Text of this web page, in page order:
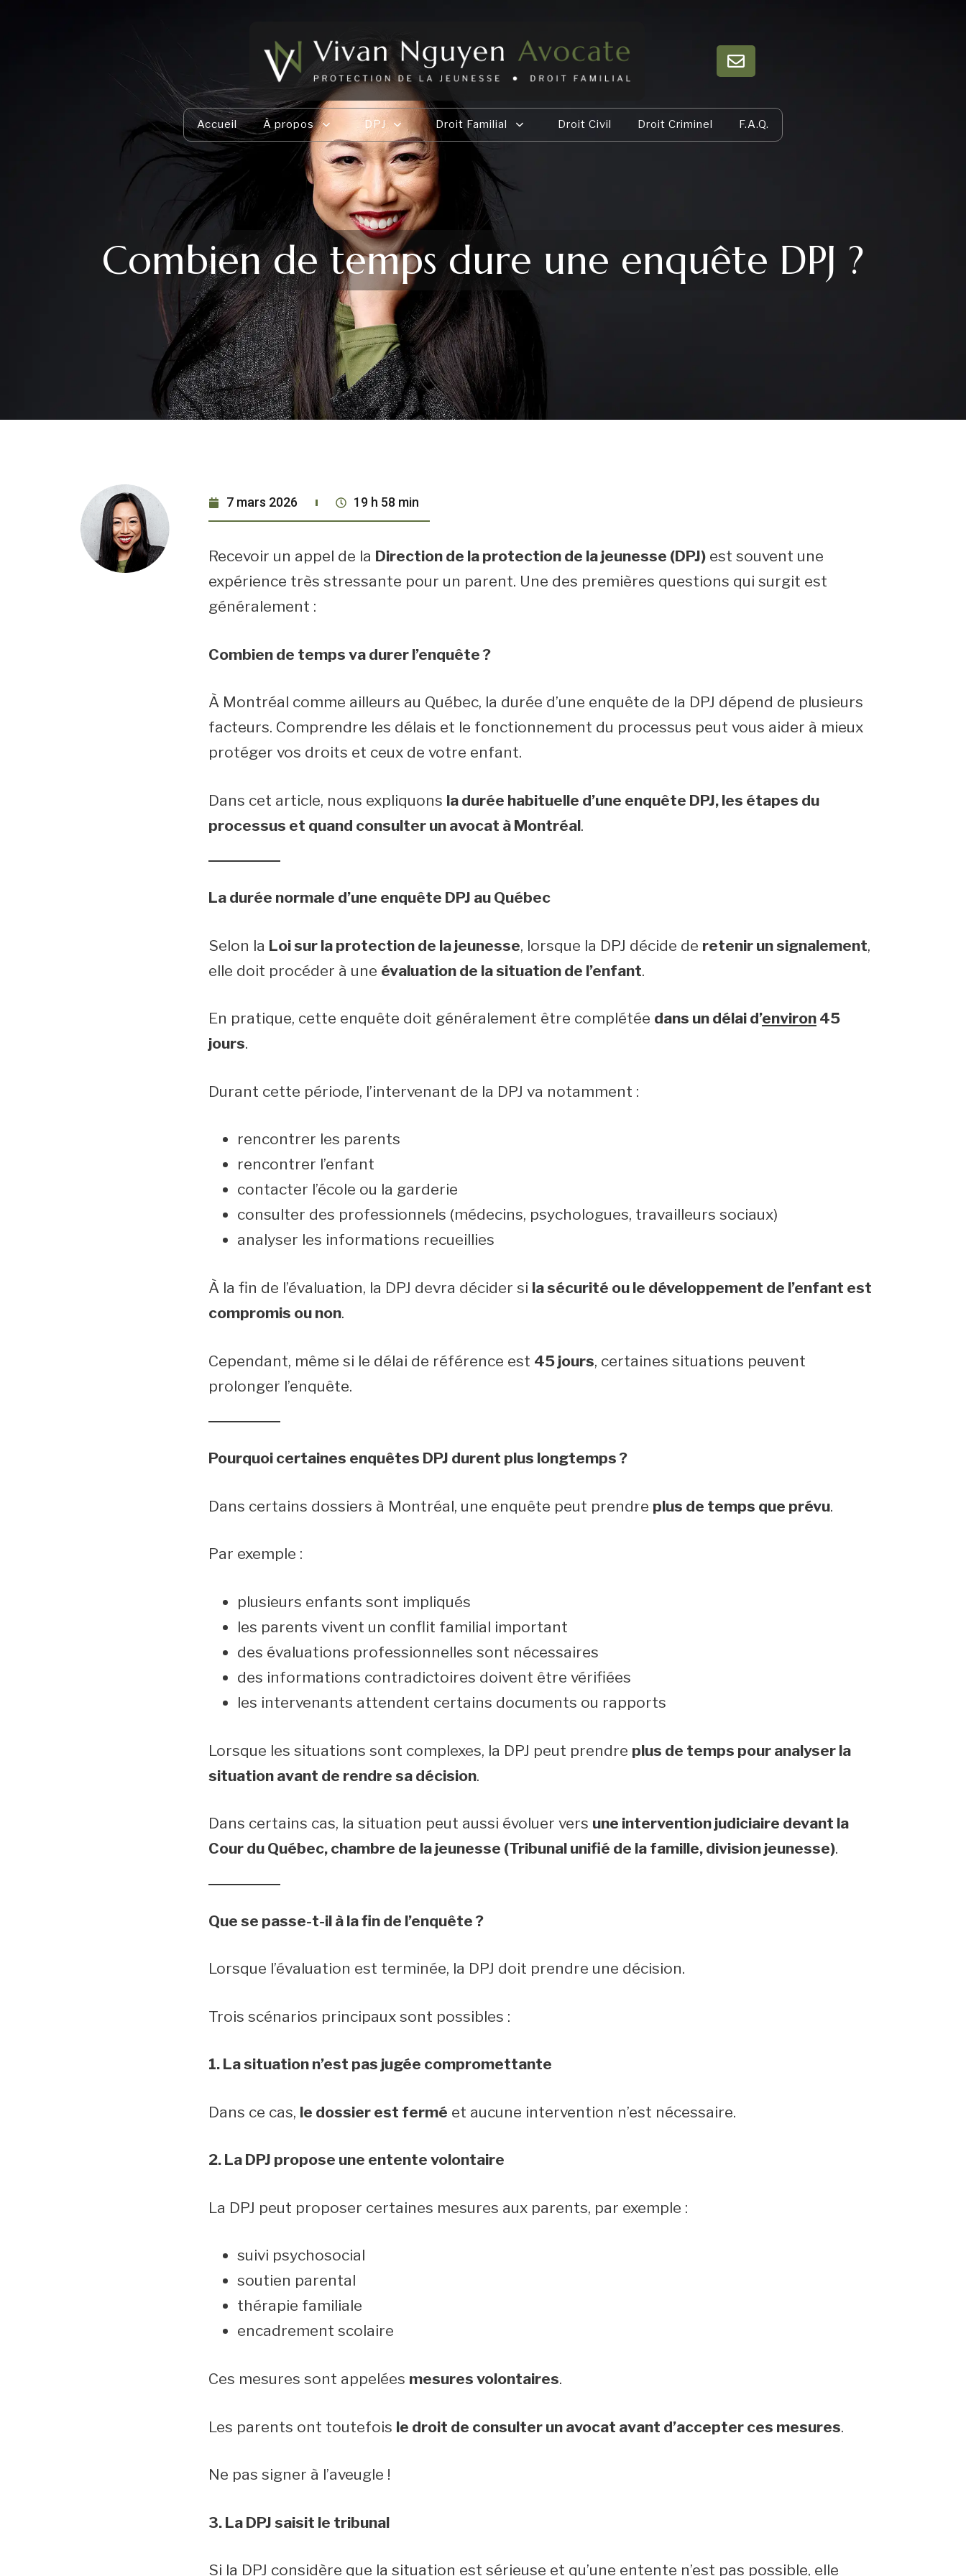
Accueil À propos DPJ Droit Familial Droit Civil Droit Criminel F.A.Q.
Combien de temps dure une enquête DPJ ?
7 mars 2026 19 h 58 min
Recevoir un appel de la Direction de la protection de la jeunesse (DPJ)est souvent une
expérience très stressante pour un parent. Une des premières questions qui surgit est
généralement :
Combien de temps va durer l’enquête ?
À Montréal comme ailleurs au Québec, la durée d’une enquête de la DPJ dépend de plusieurs
facteurs. Comprendre les délais et le fonctionnement du processus peut vous aider à mieux
protéger vos droits et ceux de votre enfant.
Dans cet article, nous expliquons la durée habituelle d’une enquête DPJ, les étapes du
processus et quand consulter un avocat à Montréal.
La durée normale d’une enquête DPJ au Québec
Selon la Loi sur la protection de la jeunesse, lorsque la DPJ décide de retenir un signalement,
elle doit procéder à une évaluation de la situation de l’enfant.
En pratique, cette enquête doit généralement être complétée dans un délai d’environ45
jours.
Durant cette période, l’intervenant de la DPJ va notamment :
rencontrer les parents
rencontrer l’enfant
contacter l’école ou la garderie
consulter des professionnels (médecins, psychologues, travailleurs sociaux)
analyser les informations recueillies
À la fin de l’évaluation, la DPJ devra décider si la sécurité ou le développement de l’enfant est
compromis ou non.
Cependant, même si le délai de référence est 45 jours, certaines situations peuvent
prolonger l’enquête.
Pourquoi certaines enquêtes DPJ durent plus longtemps ?
Dans certains dossiers à Montréal, une enquête peut prendre plus de temps que prévu.
Par exemple :
plusieurs enfants sont impliqués
les parents vivent un conflit familial important
des évaluations professionnelles sont nécessaires
des informations contradictoires doivent être vérifiées
les intervenants attendent certains documents ou rapports
Lorsque les situations sont complexes, la DPJ peut prendre plus de temps pour analyser la
situation avant de rendre sa décision.
Dans certains cas, la situation peut aussi évoluer vers une intervention judiciaire devant la
Cour du Québec, chambre de la jeunesse (Tribunal unifié de la famille, division jeunesse).
Que se passe-t-il à la fin de l’enquête ?
Lorsque l’évaluation est terminée, la DPJ doit prendre une décision.
Trois scénarios principaux sont possibles :
1. La situation n’est pas jugée compromettante
Dans ce cas, le dossier est fermé et aucune intervention n’est nécessaire.
2. La DPJ propose une entente volontaire
La DPJ peut proposer certaines mesures aux parents, par exemple :
suivi psychosocial
soutien parental
thérapie familiale
encadrement scolaire
Ces mesures sont appelées mesures volontaires.
Les parents ont toutefois le droit de consulter un avocat avant d’accepter ces mesures.
Ne pas signer à l’aveugle !
3. La DPJ saisit le tribunal
Si la DPJ considère que la situation est sérieuse et qu’une entente n’est pas possible, elle